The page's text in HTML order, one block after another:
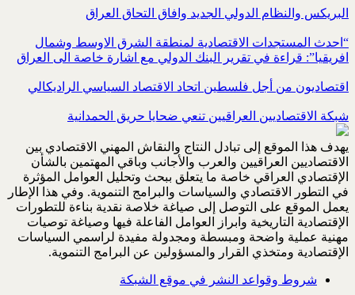
البريكس والنظام الدولي الجديد وافاق التحاق العراق
“احدث المستجدات الاقتصادية لمنطقة الشرق الاوسط وشمال
افريقيا”: قراءة في تقرير البنك الدولي مع اشارة خاصة الى العراق
اقتصاديون من أجل فلسطين اتحاد الاقتصاد السياسي الراديكالي
شبكة الاقتصاديين العراقيين تنعي ضحايا حريق الحمدانية
يهدف هذا الموقع إلى تبادل النتاج والنقاش المهني الاقتصادي بين
الاقتصاديين العراقيين والعرب والأجانب وباقي المهتمين بالشأن
الإقتصادي العراقي خاصة ما يتعلق ببحث وتحليل العوامل المؤثرة
في التطور الاقتصادي والسياسات والبرامج التنموية. وفي هذا الإطار
يعمل الموقع على التوصل إلى صياغة خلاصة نقدية بناءة للتطورات
الإقتصادية التاريخية وابراز العوامل الفاعلة فيها وصياغة توصيات
مهنية عملية واضحة ومبسطة ومجدولة مفيدة لراسمي السياسات
الإقتصادية ومتخذي القرار والمسؤولين عن البرامج التنموية.
شروط وقواعد النشر في موقع الشبكة